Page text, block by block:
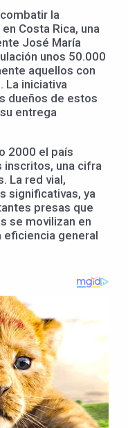
la
Costa Rica, una
José María
unos 50.000
aquellos con
La iniciativa
dueños de estos
entrega
2000 el país
inscritos, una cifra
La red vial,
significativas, ya
presas que
se movilizan en
eficiencia general